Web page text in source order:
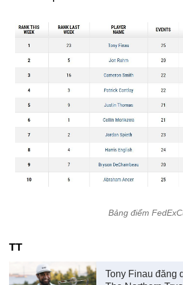
Bảng điểm
TT
Tony Finau đăng